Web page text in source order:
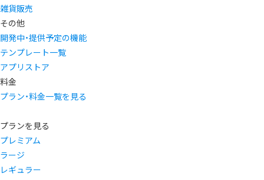
雑貨販売
その他
開発中・提供予定の機能
テンプレート一覧
アプリストア
料金
プラン・料金一覧を見る
プランを見る
プレミアム
ラージ
レギュラー